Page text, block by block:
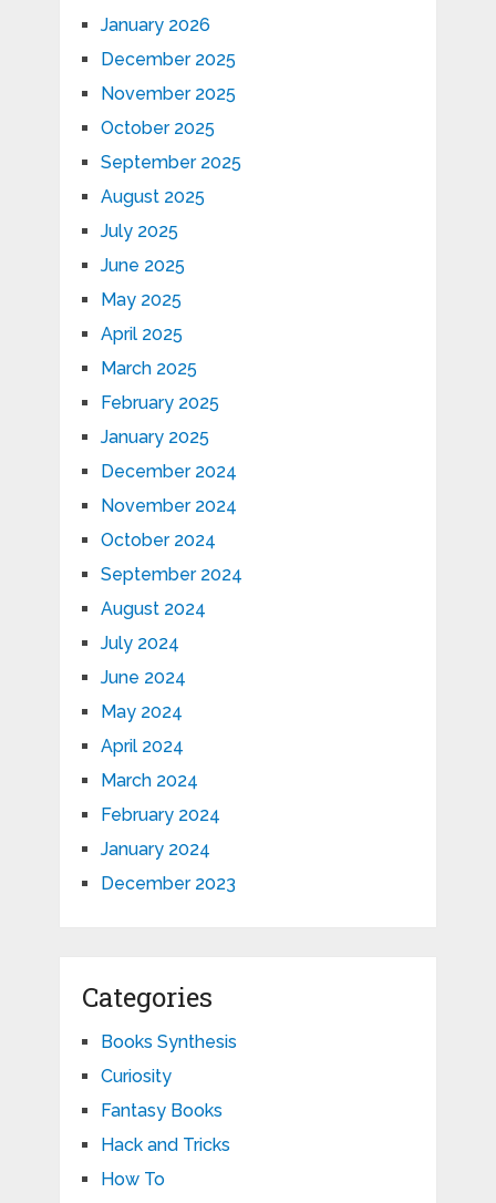
January 2026
December 2025
November 2025
October 2025
September 2025
August 2025
July 2025
June 2025
May 2025
April 2025
March 2025
February 2025
January 2025
December 2024
November 2024
October 2024
September 2024
August 2024
July 2024
June 2024
May 2024
April 2024
March 2024
February 2024
January 2024
December 2023
Categories
Books Synthesis
Curiosity
Fantasy Books
Hack and Tricks
How To